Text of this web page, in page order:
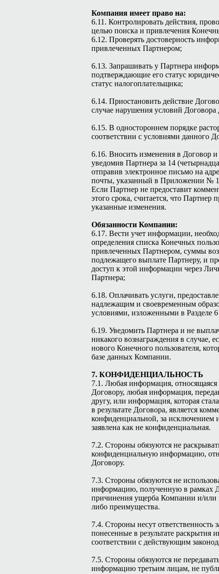
Компания имеет право на:
6.11. Контролировать действия,
целью поиска и привлечения
6.12. Проверять достоверность
привлеченных Партнером;
6.13. Запрашивать у Партнера
подтверждающие его статус
статус налогоплательщика;
6.14. Приостановить действие
случае нарушения условий Договора
6.15. В одностороннем порядке
соответствии с условиями данного
6.16. Вносить изменения в Договор
уведомив Партнера за 14
отправив электронное письмо на
почты, указанный в Приложении № 1
Если Партнер не предоставит
этого срока, считается, что Партнер
указанные изменения.
Обязанности Компании:
6.17. Вести учет информации,
определения списка Конечных
привлеченных Партнером, суммы
подлежащего выплате Партнеру, и
доступ к этой информации через
Партнера;
6.18. Оплачивать услуги,
надлежащим и своевременным
условиями, изложенными в Разделе
6.19. Уведомить Партнера и не
никакого вознаграждения в случае,
нового Конечного пользователя,
базе данных Компании.
7. КОНФИДЕНЦИАЛЬНОСТЬ
7.1. Любая информация,
Договору, любая информация,
другу, или информация, которая
в результате Договора, является
конфиденциальной, за исключением
заявлена как не конфиденциальная.
7.2. Стороны обязуются не
конфиденциальную информацию,
Договору.
7.3. Стороны обязуются не
информацию, полученную в рамках
причинения ущерба Компании и/или
либо преимущества.
7.4. Стороны несут ответственность
понесенные в результате раскрытия
соответствии с действующим
7.5. Стороны обязуются не
информацию третьим лицам, не